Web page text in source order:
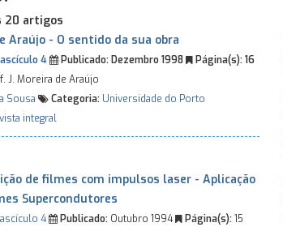
20 artigos
Araújo - O sentido da sua obra
4 Publicado: Dezembro 1998 Página(s):16
J. Moreira de Araújo
Sousa Categoria: Universidade do Porto
integral
de filmes com impulsos laser - Aplicação
Supercondutores
4 Publicado: Outubro 1994 Página(s):15